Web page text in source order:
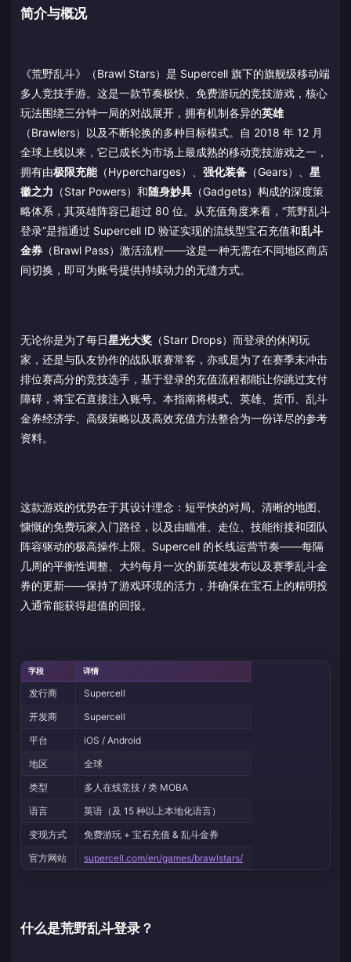
简介与概况
《荒野乱斗》（Brawl Stars）是 Supercell 旗下的旗舰级移动端
多人竞技手游。这是一款节奏极快、免费游玩的竞技游戏，核心
玩法围绕三分钟一局的对战展开，拥有机制各异的英雄
（Brawlers）以及不断轮换的多种目标模式。自 2018 年 12 月
全球上线以来，它已成长为市场上最成熟的移动竞技游戏之一，
拥有由极限充能（Hypercharges）、 强化装备 （Gears）、 星
徽之力 （Star Powers）和随身妙具 （Gadgets）构成的深度策
略体系，其英雄阵容已超过 80 位。从充值角度来看，“荒野乱斗
登录”是指通过 Supercell ID 验证实现的流线型宝石充值和乱斗
金券 （Brawl Pass）激活流程——这是一种无需在不同地区商店
间切换，即可为账号提供持续动力的无缝方式。
无论你是为了每日星光大奖 （Starr Drops）而登录的休闲玩
家，还是与队友协作的战队联赛常客，亦或是为了在赛季末冲击
排位赛高分的竞技选手，基于登录的充值流程都能让你跳过支付
障碍，将宝石直接注入账号。本指南将模式、英雄、货币、乱斗
金券经济学、高级策略以及高效充值方法整合为一份详尽的参考
资料。
这款游戏的优势在于其设计理念：短平快的对局、清晰的地图、
慷慨的免费玩家入门路径，以及由瞄准、走位、技能衔接和团队
阵容驱动的极高操作上限。Supercell 的长线运营节奏——每隔
几周的平衡性调整、大约每月一次的新英雄发布以及赛季乱斗金
券的更新——保持了游戏环境的活力，并确保在宝石上的精明投
入通常能获得超值的回报。
字段 详情
发行商
Supercell
开发商
Supercell
平台
iOS / Android
地区
全球
类型
多人在线竞技 / 类 MOBA
语言
英语（及 15 种以上本地化语言）
变现方式
免费游玩 + 宝石充值 & 乱斗金券
官方网站
supercell.com/en/games/brawlstars/
什么是荒野乱斗登录？